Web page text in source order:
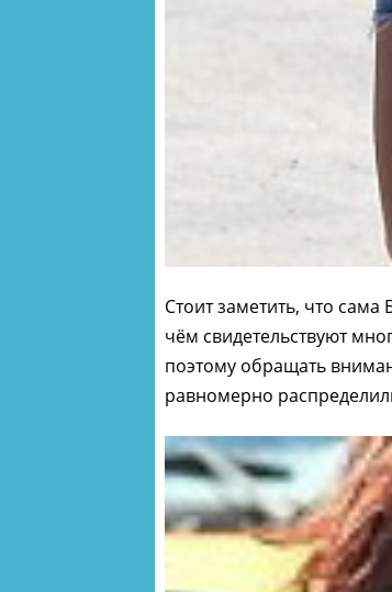
Стоит заметить, что
чём свидетельствуют
поэтому обращать
равномерно